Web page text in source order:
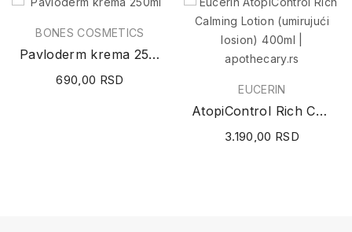
BONES COSMETICS
Pavloderm krema 250ml
690,00 RSD
EUCERIN
AtopiControl Rich Calming Lotion (umirujući...
3.190,00 RSD